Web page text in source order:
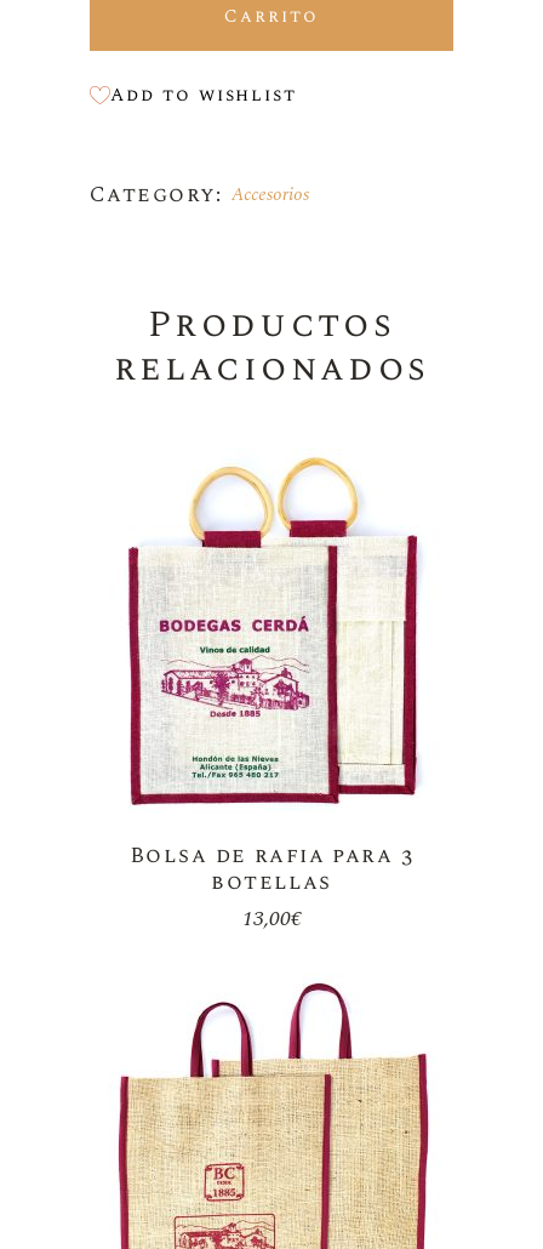
Carrito
Add to wishlist
Category: Accesorios
Productos
relacionados
Bolsa de rafia para 3
botellas
13,00€